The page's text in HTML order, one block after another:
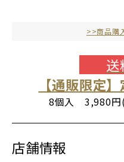
>>商品購
送
【通販限定
8個入 3,980円
店舗情報